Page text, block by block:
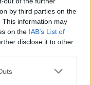
by third parties on the
This information may
on the IAB’s List of
disclose it to other